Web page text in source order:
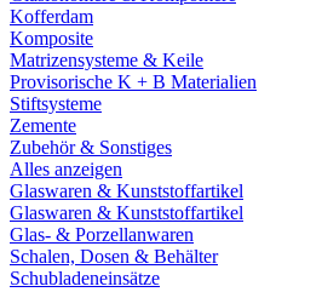
Kofferdam
Komposite
Matrizensysteme & Keile
Provisorische K + B Materialien
Stiftsysteme
Zemente
Zubehör & Sonstiges
Alles anzeigen
Glaswaren & Kunststoffartikel
Glaswaren & Kunststoffartikel
Glas- & Porzellanwaren
Schalen, Dosen & Behälter
Schubladeneinsätze